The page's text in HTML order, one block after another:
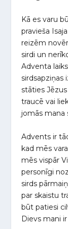
Kā es varu
pravieša
reizēm
sirdi un
Adventa
sirdsapziņas
stāties
traucē vai
jomās mana
Advents ir
kad mēs
mēs vispār
personīgi
sirds
par skaistu
būt patiesi
Dievs mani ir